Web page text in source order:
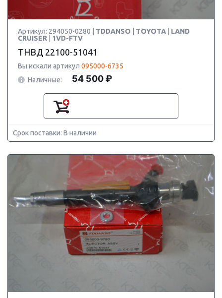
Артикул: 294050-0280 | TDDANSO TOYOTA
LAND
CRUISER
1VD-FTV
ТНВД 22100-51041
Вы искали артикул 095000-6735
Наличные:
54 500 ₽
Срок поставки: В наличии